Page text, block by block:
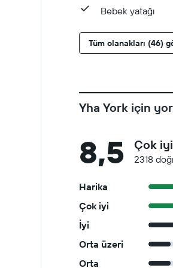
Bebek yatağı
Tüm olanakları (46)
Yha York için
8,5 Çok iyi
2318
Harika
Çok iyi
İyi
Orta üzeri
Orta